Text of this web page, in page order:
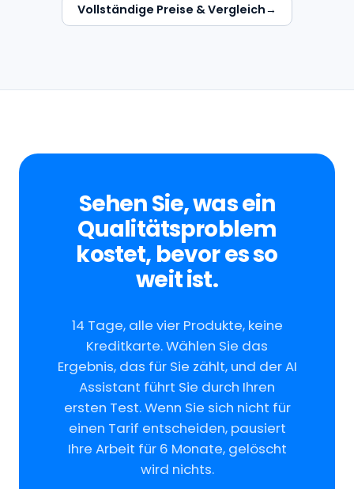
Vollständige Preise & Vergleich
Sehen Sie, was ein
Qualitätsproblem
kostet, bevor es so
weit ist.
14 Tage, alle vier Produkte, keine
Kreditkarte. Wählen Sie das
Ergebnis, das für Sie zählt, und der AI
Assistant führt Sie durch Ihren
ersten Test. Wenn Sie sich nicht für
einen Tarif entscheiden, pausiert
Ihre Arbeit für 6 Monate, gelöscht
wird nichts.